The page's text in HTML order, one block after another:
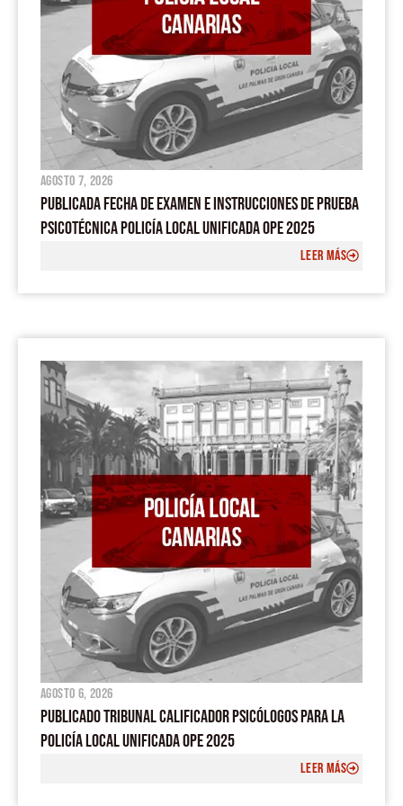
agosto 7, 2026
PUBLICADA FECHA DE EXAMEN E INSTRUCCIONES DE PRUEBA
PSICOTÉCNICA POLICÍA LOCAL UNIFICADA OPE 2025
LEER MÁS
agosto 6, 2026
PUBLICADO TRIBUNAL CALIFICADOR PSICÓLOGOS PARA LA
POLICÍA LOCAL UNIFICADA OPE 2025
LEER MÁS